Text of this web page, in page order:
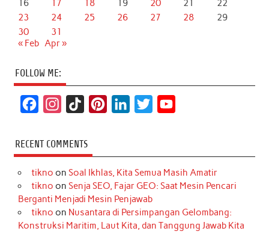
16
17 18 19 20 21
22
23
24 25 26 27 28
29
30
31
« Feb Apr »
FOLLOW ME:
c
e
b
o
k
s
t
a
r
a
k
T
o
k
t
e
r
e
s
k
e
d
I
n
t
t
r
T
u
e
RECENT COMMENTS
tikno on Soal Ikhlas, Kita Semua Masih Amatir
tikno on Senja SEO, Fajar GEO: Saat Mesin Pencari
Berganti Menjadi Mesin Penjawab
tikno on Nusantara di Persimpangan Gelombang:
Konstruksi Maritim, Laut Kita, dan Tanggung Jawab Kita